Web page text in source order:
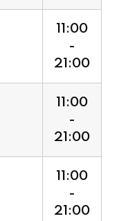
21:00
11:00
-
21:00
11:00
-
21:00
11:00
-